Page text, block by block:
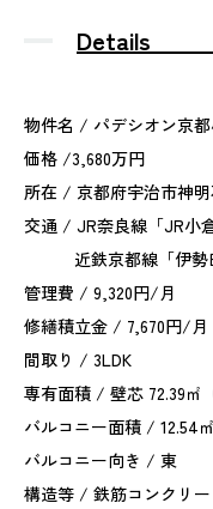
物件名 / パデシオン京都
価格 /3,680万円
所在 / 京都府宇治市神明
交通 / JR奈良線「JR小
近鉄京都線「伊勢
管理費 / 9,320円/月
修繕積立金 / 7,670円/月
間取り / 3LDK
専有面積 / 壁芯 72.39㎡（
バルコニー面積 / 12.54㎡
バルコニー向き / 東
構造等 / 鉄筋コンクリ